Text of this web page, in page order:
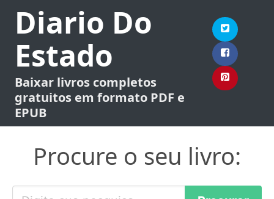
Diario Do
Estado
Baixar livros completos
gratuitos em formato PDF e
EPUB
Procure o seu livro: